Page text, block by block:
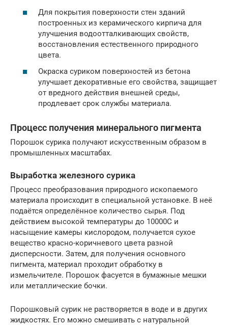
Для покрытия поверхности стен зданий
построенных из керамического кирпича для
улучшения водоотталкивающих свойств,
восстановления естественного природного
цвета.
Окраска суриком поверхностей из бетона
улучшает декоративные его свойства, защищает
от вредного действия внешней среды,
продлевает срок службы материала.
Процесс получения минерального пигмента
Порошок сурика получают искусственным образом в
промышленных масштабах.
Выработка железного сурика
Процесс преобразования природного ископаемого
материала происходит в специальной установке. В неё
подаётся определённое количество сырья. Под
действием высокой температуры до 10000С и
насыщение камеры кислородом, получается сухое
вещество красно-коричневого цвета разной
дисперсности. Затем, для получения основного
пигмента, материал проходит обработку в
измельчителе. Порошок фасуется в бумажные мешки
или металлические бочки.
Порошковый сурик не растворяется в воде и в других
жидкостях. Его можно смешивать с натуральной